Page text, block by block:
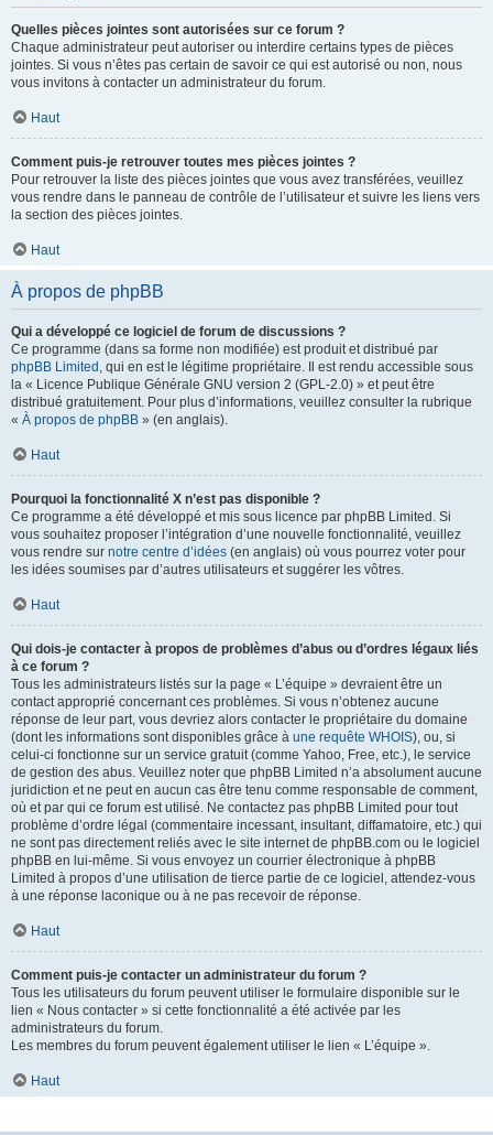
Quelles pièces jointes sont autorisées sur ce forum ?
Chaque administrateur peut autoriser ou interdire certains types de pièces
jointes. Si vous n’êtes pas certain de savoir ce qui est autorisé ou non, nous
vous invitons à contacter un administrateur du forum.
Haut
Comment puis-je retrouver toutes mes pièces jointes ?
Pour retrouver la liste des pièces jointes que vous avez transférées, veuillez
vous rendre dans le panneau de contrôle de l’utilisateur et suivre les liens vers
la section des pièces jointes.
Haut
À propos de phpBB
Qui a développé ce logiciel de forum de discussions ?
Ce programme (dans sa forme non modifiée) est produit et distribué par
phpBB Limited , qui en est le légitime propriétaire. Il est rendu accessible sous
la « Licence Publique Générale GNU version 2 (GPL-2.0) » et peut être
distribué gratuitement. Pour plus d’informations, veuillez consulter la rubrique
« À propos de phpBB » (en anglais).
Haut
Pourquoi la fonctionnalité X n’est pas disponible ?
Ce programme a été développé et mis sous licence par phpBB Limited. Si
vous souhaitez proposer l’intégration d’une nouvelle fonctionnalité, veuillez
vous rendre sur notre centre d’idées (en anglais) où vous pourrez voter pour
les idées soumises par d’autres utilisateurs et suggérer les vôtres.
Haut
Qui dois-je contacter à propos de problèmes d’abus ou d’ordres légaux liés
à ce forum ?
Tous les administrateurs listés sur la page « L’équipe » devraient être un
contact approprié concernant ces problèmes. Si vous n’obtenez aucune
réponse de leur part, vous devriez alors contacter le propriétaire du domaine
(dont les informations sont disponibles grâce à une requête WHOIS), ou, si
celui-ci fonctionne sur un service gratuit (comme Yahoo, Free, etc.), le service
de gestion des abus. Veuillez noter que phpBB Limited n’a absolument aucune
juridiction et ne peut en aucun cas être tenu comme responsable de comment,
où et par qui ce forum est utilisé. Ne contactez pas phpBB Limited pour tout
problème d’ordre légal (commentaire incessant, insultant, diffamatoire, etc.) qui
ne sont pas directement reliés avec le site internet de phpBB.com ou le logiciel
phpBB en lui-même. Si vous envoyez un courrier électronique à phpBB
Limited à propos d’une utilisation de tierce partie de ce logiciel, attendez-vous
à une réponse laconique ou à ne pas recevoir de réponse.
Haut
Comment puis-je contacter un administrateur du forum ?
Tous les utilisateurs du forum peuvent utiliser le formulaire disponible sur le
lien « Nous contacter » si cette fonctionnalité a été activée par les
administrateurs du forum.
Les membres du forum peuvent également utiliser le lien « L’équipe ».
Haut